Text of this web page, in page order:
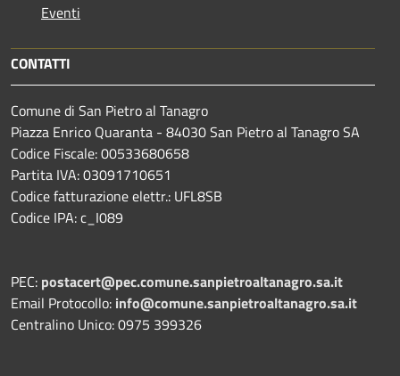
Eventi
CONTATTI
Comune di San Pietro al Tanagro
Piazza Enrico Quaranta - 84030 San Pietro al Tanagro SA
Codice Fiscale: 00533680658
Partita IVA: 03091710651
Codice fatturazione elettr.: UFL8SB
Codice IPA: c_I089
PEC: postacert@pec.comune.sanpietroaltanagro.sa.it
Email Protocollo: info@comune.sanpietroaltanagro.sa.it
Centralino Unico: 0975 399326